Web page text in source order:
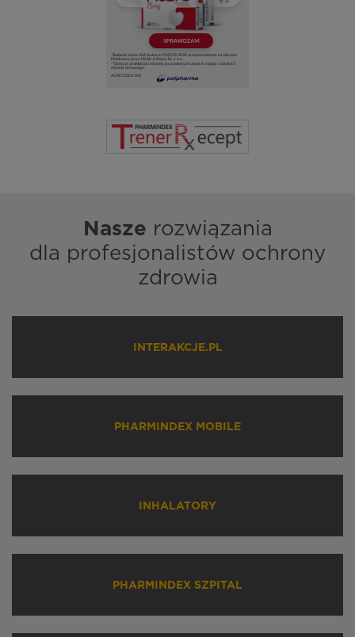
Nasze rozwiązania
dla profesjonalistów ochrony
zdrowia
INTERAKCJE.PL
PHARMINDEX MOBILE
INHALATORY
PHARMINDEX SZPITAL